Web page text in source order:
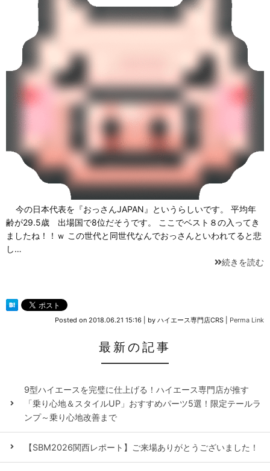
今の日本代表を『おっさんJAPAN』というらしいです。 平均年
齢が29.5歳 出場国で8位だそうです。 ここでベスト８の入ってき
ましたね！！ｗ この世代と同世代なんでおっさんといわれてると悲
し…
続きを読む
Posted on 2018.06.21 15:16 by ハイエース専門店CRS Perma Link
最新の記事
9型ハイエースを完璧に仕上げる！ハイエース専門店が推す
「乗り心地＆スタイルUP」おすすめパーツ5選！限定テールラ
ンプ～乗り心地改善まで
【SBM2026関西レポート】ご来場ありがとうございました！